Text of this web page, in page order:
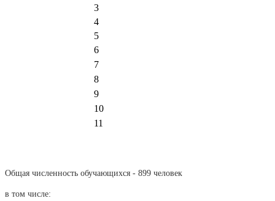
3
4
5
6
7
8
9
10
11
Общая численность обучающихся - 899 человек
в том числе: